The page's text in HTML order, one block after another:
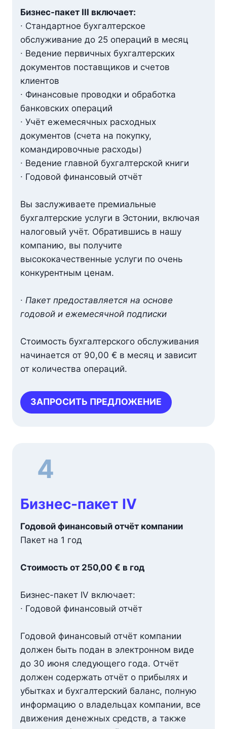
Бизнес-пакет III включает:
∙ Стандартное бухгалтерское
обслуживание до 25 операций в месяц
∙ Ведение первичных бухгалтерских
документов поставщиков и счетов
клиентов
∙ Финансовые проводки и обработка
банковских операций
∙ Учёт ежемесячных расходных
документов (счета на покупку,
командировочные расходы)
∙ Ведение главной бухгалтерской книги
∙ Годовой финансовый отчёт
Вы заслуживаете премиальные
бухгалтерские услуги в Эстонии, включая
налоговый учёт. Обратившись в нашу
компанию, вы получите
высококачественные услуги по очень
конкурентным ценам.
∙ Пакет предоставляется на основе
годовой и ежемесячной подписки
Стоимость бухгалтерского обслуживания
начинается от 90,00 € в месяц и зависит
от количества операций.
ЗАПРОСИТЬ ПРЕДЛОЖЕНИЕ
4
Бизнес-пакет IV
Годовой финансовый отчёт компании
Пакет на 1 год
Стоимость от 250,00 € в год
Бизнес-пакет IV включает:
∙ Годовой финансовый отчёт
Годовой финансовый отчёт компании
должен быть подан в электронном виде
до 30 июня следующего года. Отчёт
должен содержать отчёт о прибылях и
убытках и бухгалтерский баланс, полную
информацию о владельцах компании, все
движения денежных средств, а также